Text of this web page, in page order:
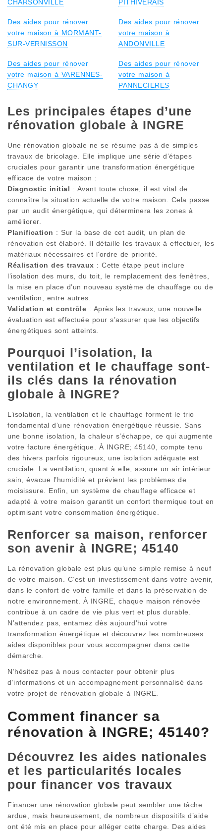
CHARSONVILLE PITHIVERAIS
Des aides pour rénover
votre maison à MORMANT-
SUR-VERNISSON
Des aides pour rénover
votre maison à
ANDONVILLE
Des aides pour rénover
votre maison à VARENNES-
CHANGY
Des aides pour rénover
votre maison à
PANNECIERES
Les principales étapes d’une
rénovation globale à INGRE
Une rénovation globale ne se résume pas à de simples
travaux de bricolage. Elle implique une série d’étapes
cruciales pour garantir une transformation énergétique
efficace de votre maison :
Diagnostic initial : Avant toute chose, il est vital de
connaître la situation actuelle de votre maison. Cela passe
par un audit énergétique, qui déterminera les zones à
améliorer.
Planification : Sur la base de cet audit, un plan de
rénovation est élaboré. Il détaille les travaux à effectuer, les
matériaux nécessaires et l’ordre de priorité.
Réalisation des travaux : Cette étape peut inclure
l’isolation des murs, du toit, le remplacement des fenêtres,
la mise en place d’un nouveau système de chauffage ou de
ventilation, entre autres.
Validation et contrôle : Après les travaux, une nouvelle
évaluation est effectuée pour s’assurer que les objectifs
énergétiques sont atteints.
Pourquoi l’isolation, la
ventilation et le chauffage sont-
ils clés dans la rénovation
globale à INGRE?
L’isolation, la ventilation et le chauffage forment le trio
fondamental d’une rénovation énergétique réussie. Sans
une bonne isolation, la chaleur s’échappe, ce qui augmente
votre facture énergétique. À INGRE; 45140, compte tenu
des hivers parfois rigoureux, une isolation adéquate est
cruciale. La ventilation, quant à elle, assure un air intérieur
sain, évacue l’humidité et prévient les problèmes de
moisissure. Enfin, un système de chauffage efficace et
adapté à votre maison garantit un confort thermique tout en
optimisant votre consommation énergétique.
Renforcer sa maison, renforcer
son avenir à INGRE; 45140
La rénovation globale est plus qu’une simple remise à neuf
de votre maison. C’est un investissement dans votre avenir,
dans le confort de votre famille et dans la préservation de
notre environnement. À INGRE, chaque maison rénovée
contribue à un cadre de vie plus vert et plus durable.
N’attendez pas, entamez dès aujourd’hui votre
transformation énergétique et découvrez les nombreuses
aides disponibles pour vous accompagner dans cette
démarche.
N’hésitez pas à nous contacter pour obtenir plus
d’informations et un accompagnement personnalisé dans
votre projet de rénovation globale à INGRE.
Comment financer sa
rénovation à INGRE; 45140?
Découvrez les aides nationales
et les particularités locales
pour financer vos travaux
Financer une rénovation globale peut sembler une tâche
ardue, mais heureusement, de nombreux dispositifs d’aide
ont été mis en place pour alléger cette charge. Des aides